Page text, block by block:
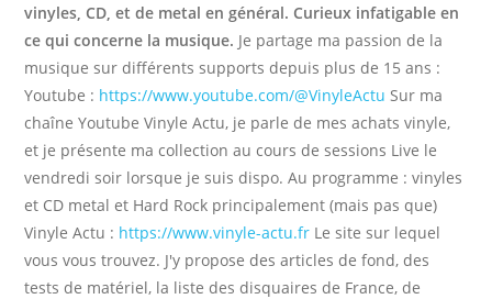
vinyles, CD, et de metal en général. Curieux infatigable en
ce qui concerne la musique. Je partage ma passion de la
musique sur différents supports depuis plus de 15 ans :
Youtube : https://www.youtube.com/@VinyleActu Sur ma
chaîne Youtube Vinyle Actu, je parle de mes achats vinyle,
et je présente ma collection au cours de sessions Live le
vendredi soir lorsque je suis dispo. Au programme : vinyles
et CD metal et Hard Rock principalement (mais pas que)
Vinyle Actu : https://www.vinyle-actu.fr Le site sur lequel
vous vous trouvez. J'y propose des articles de fond, des
tests de matériel, la liste des disquaires de France, de